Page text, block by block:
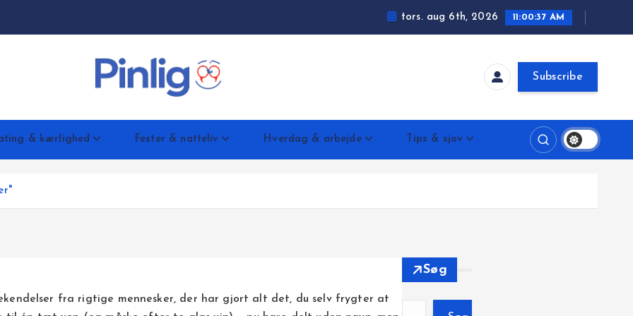
tors. aug 6th, 2026 11:00:38 AM
Subscribe
& kærlighed Fester & natteliv Hverdag & arbejde Tips & sjov
fra rigtige mennesker, der har gjort alt det, du selv frygter at
Søg